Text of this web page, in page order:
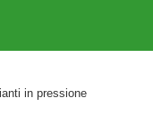
in pressione